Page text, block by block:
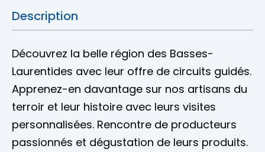
Description
Découvrez la belle région des Basses-
Laurentides avec leur offre de circuits guidés.
Apprenez-en davantage sur nos artisans du
terroir et leur histoire avec leurs visites
personnalisées. Rencontre de producteurs
passionnés et dégustation de leurs produits.